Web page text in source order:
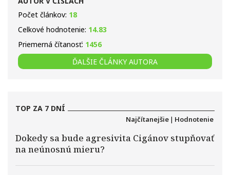
Počet článkov: 18
Celkové hodnotenie: 14.83
Priemerná čítanosť: 1456
ĎALŠIE ČLÁNKY AUTORA
TOP ZA 7 DNÍ
Najčítanejšie | Hodnotenie
Dokedy sa bude agresivita Cigánov stupňovať
na neúnosnú mieru?